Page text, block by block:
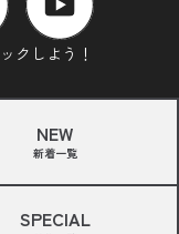
クしよう！
NEW
新着一覧
SPECIAL